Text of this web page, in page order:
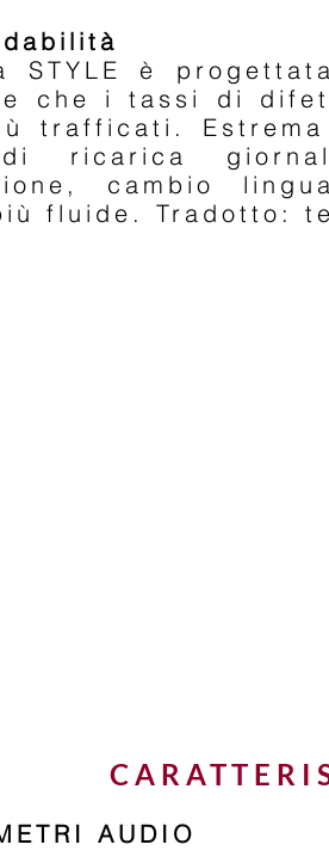
STYLE è
che i tassi di
trafficati. Estrema
di ricarica
cambio
fluide. Tradotto:
AUDIO